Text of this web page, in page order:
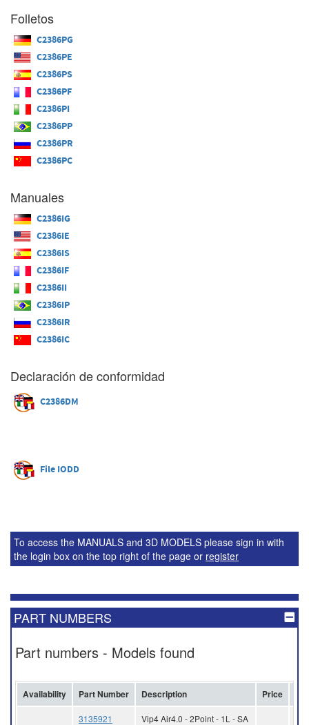
Folletos
C2386PG
C2386PE
C2386PS
C2386PF
C2386PI
C2386PP
C2386PR
C2386PC
Manuales
C2386IG
C2386IE
C2386IS
C2386IF
C2386II
C2386IP
C2386IR
C2386IC
Declaración de conformidad
C2386DM
File IODD
To access the MANUALS and 3D MODELS please sign in with
the login box on the top right of the page or register
PART NUMBERS
Part numbers - Models found
Availability Part Number Description Price
3135921 Vip4 Air4.0 - 2Point - 1L - SA